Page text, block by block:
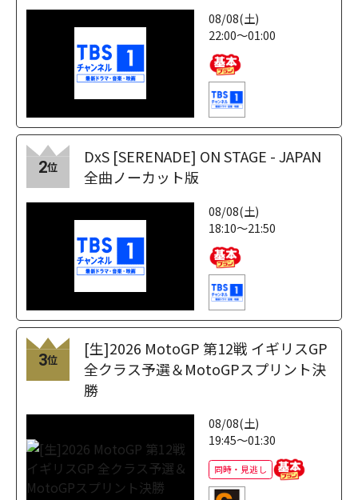
08/08(土)
22:00～01:00
2位
DxS [SERENADE] ON STAGE - JAPAN
全曲ノーカット版
08/08(土)
18:10～21:50
3位
[生]2026 MotoGP 第12戦 イギリスGP
全クラス予選＆MotoGPスプリント決
勝
08/08(土)
19:45～01:30
同時・見逃し